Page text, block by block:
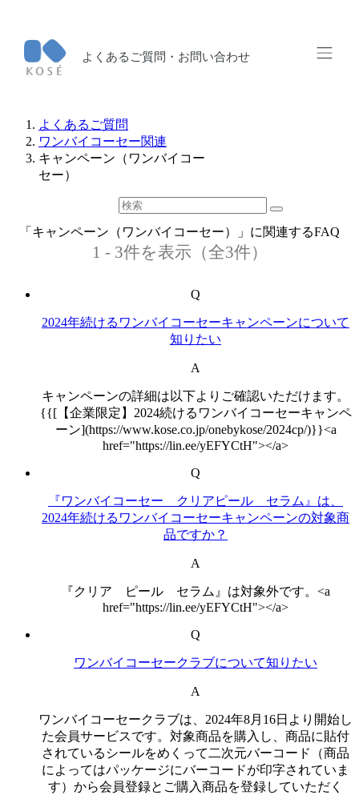
よくあるご質問・お問い合わせ
よくあるご質問
ワンバイコーセー関連
キャンペーン（ワンバイコー
セー）
「キャンペーン（ワンバイコーセー）」に関連するFAQ
1 - 3件を表示（全3件）
Q
2024年続けるワンバイコーセーキャンペーンについて
知りたい
A
キャンペーンの詳細は以下よりご確認いただけます。
{{[【企業限定】2024続けるワンバイコーセーキャンペ
ーン](https://www.kose.co.jp/onebykose/2024cp/)}}<a
href="https://lin.ee/yEFYCtH"></a>
Q
『ワンバイコーセー クリアピール セラム』は、
2024年続けるワンバイコーセーキャンペーンの対象商
品ですか？
A
『クリア ピール セラム』は対象外です。<a
href="https://lin.ee/yEFYCtH"></a>
Q
ワンバイコーセークラブについて知りたい
A
ワンバイコーセークラブは、2024年8月16日より開始し
た会員サービスです。対象商品を購入し、商品に貼付
されているシールをめくって二次元バーコード（商品
によってはパッケージにバーコードが印字されていま
す）から会員登録とご購入商品を登録していただく